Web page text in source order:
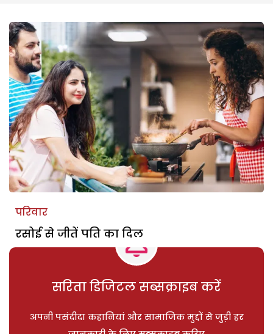
परिवार
रसोई से जीतें पति का दिल
सरिता डिजिटल सब्सक्राइब करें
अपनी पसंदीदा कहानियां और सामाजिक मुद्दों से जुड़ी हर